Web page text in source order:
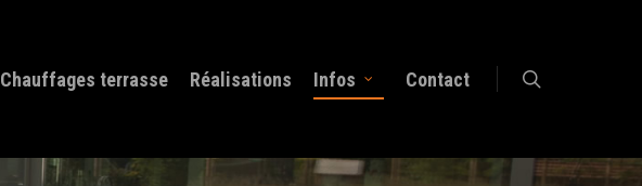
Chauffages terrasse Réalisations Infos Contact